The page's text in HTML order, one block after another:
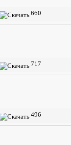
660
717
496